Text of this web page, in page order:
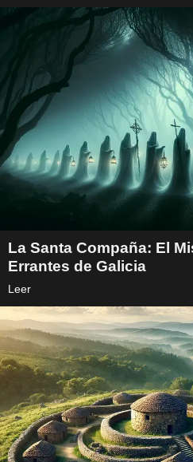
La Santa Compaña: El
Errantes de Galicia
Leer